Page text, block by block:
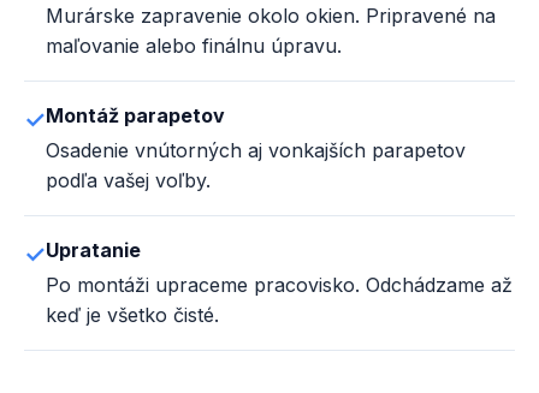
Murárske zapravenie okolo okien. Pripravené na
maľovanie alebo finálnu úpravu.
Montáž parapetov
Osadenie vnútorných aj vonkajších parapetov
podľa vašej voľby.
Upratanie
Po montáži upraceme pracovisko. Odchádzame až
keď je všetko čisté.